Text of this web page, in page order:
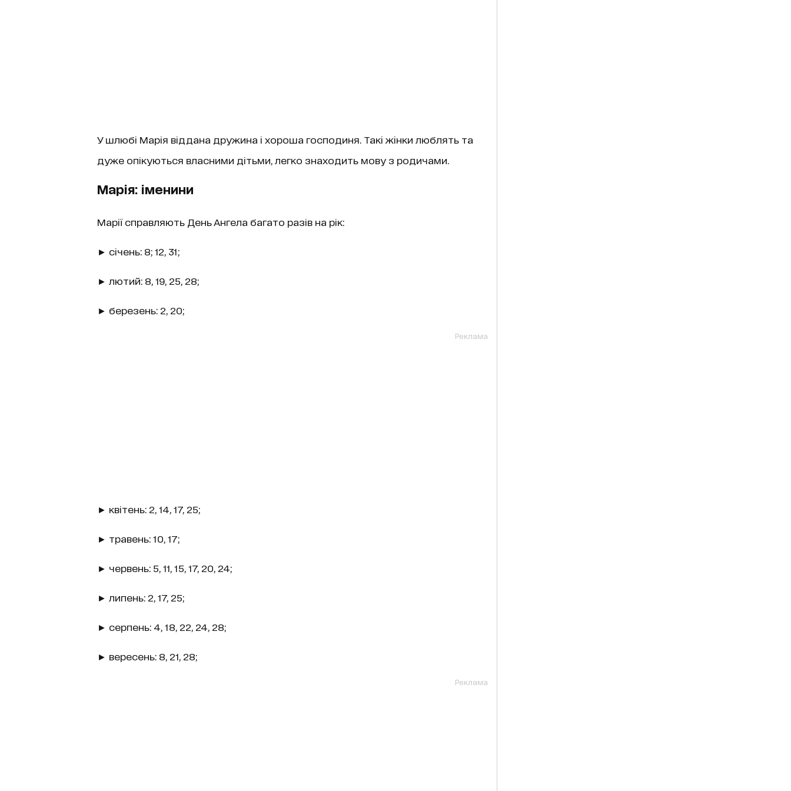
У шлюбі Марія віддана дружина і хороша господиня. Такі жінки люблять та
дуже опікуються власними дітьми, легко знаходить мову з родичами.
Марія: іменини
Марії справляють День Ангела багато разів на рік:
► січень: 8; 12, 31;
► лютий: 8, 19, 25, 28;
► березень: 2, 20;
Реклама
► квітень: 2, 14, 17, 25;
► травень: 10, 17;
► червень: 5, 11, 15, 17, 20, 24;
► липень: 2, 17, 25;
► серпень: 4, 18, 22, 24, 28;
► вересень: 8, 21, 28;
Реклама